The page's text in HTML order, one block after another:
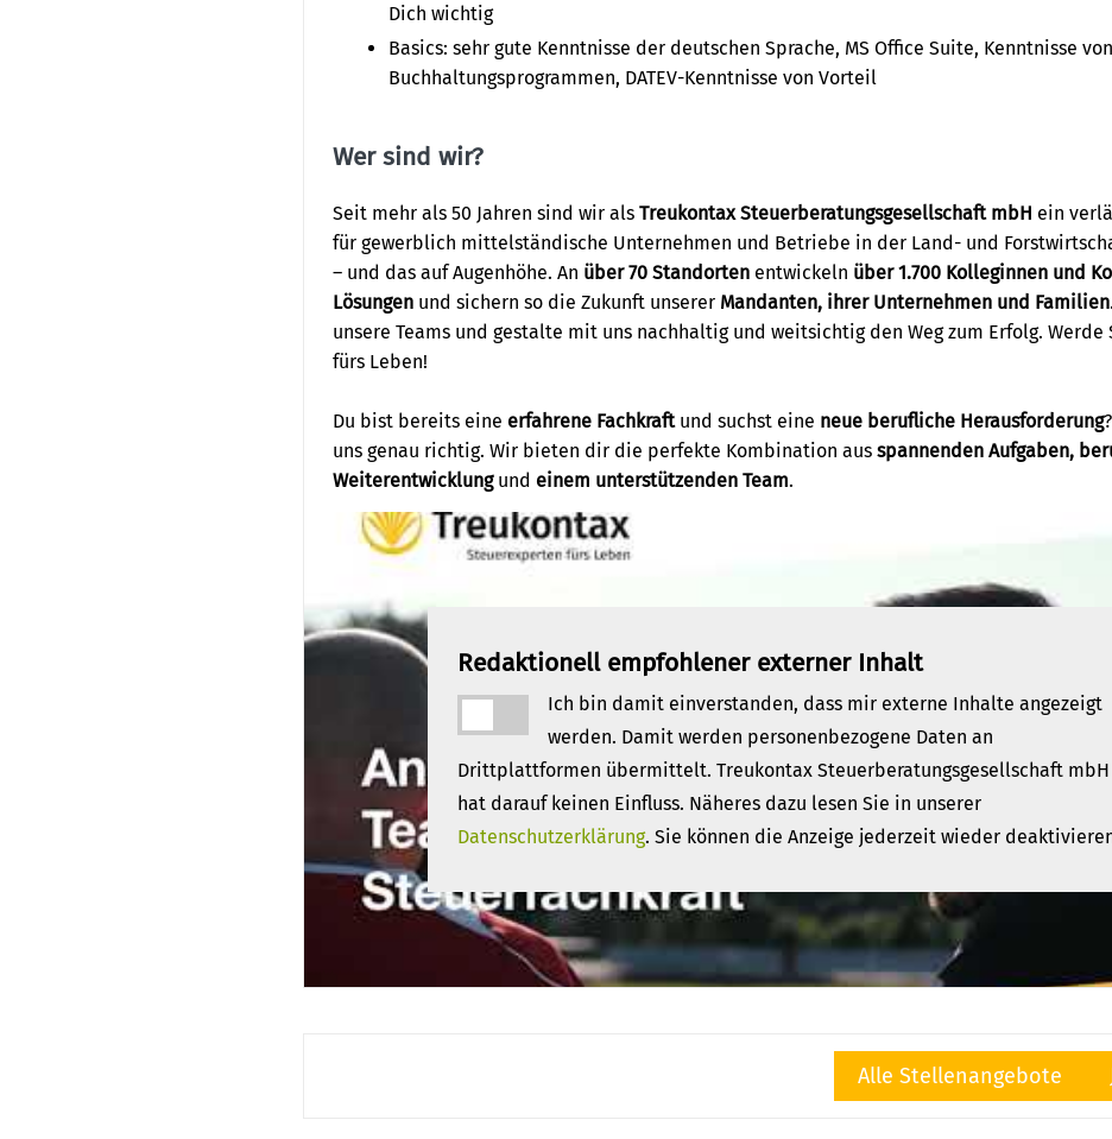
Alle Stellenangebote
Dich wichtig
Basics: sehr gute Kenntnisse der deutschen Sprache, MS Office Suite, Kenntnisse von
Buchhaltungsprogrammen, DATEV-Kenntnisse von Vorteil
Wer sind wir?
Seit mehr als 50 Jahren sind wir als Treukontax Steuerberatungsgesellschaft mbH ein
für gewerblich mittelständische Unternehmen und Betriebe in der Land- und
– und das auf Augenhöhe. An über 70 Standorten entwickeln über 1.700 Kolleginnen und
Lösungen und sichern so die Zukunft unserer Mandanten, ihrer Unternehmen und Familien
unsere Teams und gestalte mit uns nachhaltig und weitsichtig den Weg zum Erfolg.
fürs Leben!
Du bist bereits eine erfahrene Fachkraftund suchst eine neue berufliche Herausforderung
uns genau richtig. Wir bieten dir die perfekte Kombination aus spannenden Aufgaben,
Weiterentwicklungund einem unterstützenden Team.
Redaktionell empfohlener externer Inhalt
Ich bin damit einverstanden, dass mir externe Inhalte angezeigt
werden. Damit werden personenbezogene Daten an
Drittplattformen übermittelt. Treukontax Steuerberatungsgesellschaft mbH
hat darauf keinen Einfluss. Näheres dazu lesen Sie in unserer
Datenschutzerklärung. Sie können die Anzeige jederzeit wieder